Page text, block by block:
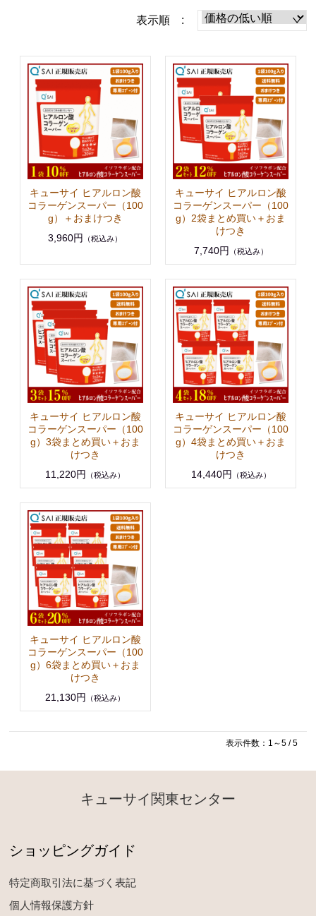
表示順 :
キューサイ ヒアルロン酸
コラーゲンスーパー（100
g）＋おまけつき
3,960円
（税込み）
キューサイ ヒアルロン酸
コラーゲンスーパー（100
g）2袋まとめ買い＋おま
けつき
7,740円
（税込み）
キューサイ ヒアルロン酸
コラーゲンスーパー（100
g）3袋まとめ買い＋おま
けつき
11,220円
（税込み）
キューサイ ヒアルロン酸
コラーゲンスーパー（100
g）4袋まとめ買い＋おま
けつき
14,440円 （税込み）
キューサイ ヒアルロン酸
コラーゲンスーパー（100
g）6袋まとめ買い＋おま
けつき
21,130円
（税込み）
表示件数：1～5 / 5
キューサイ関東センター
ショッピングガイド
特定商取引法に基づく表記
個人情報保護方針